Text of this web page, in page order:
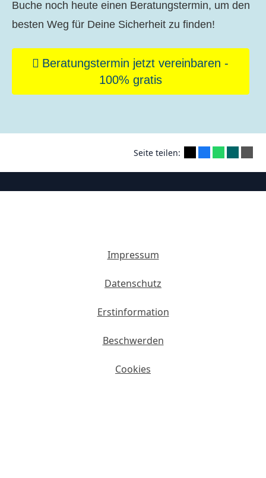
Buche noch heute einen Beratungstermin, um den
besten Weg für Deine Sicherheit zu finden!
Beratungstermin jetzt vereinbaren -
100% gratis
Seite teilen:
Impressum
Datenschutz
Erstinformation
Beschwerden
Cookies